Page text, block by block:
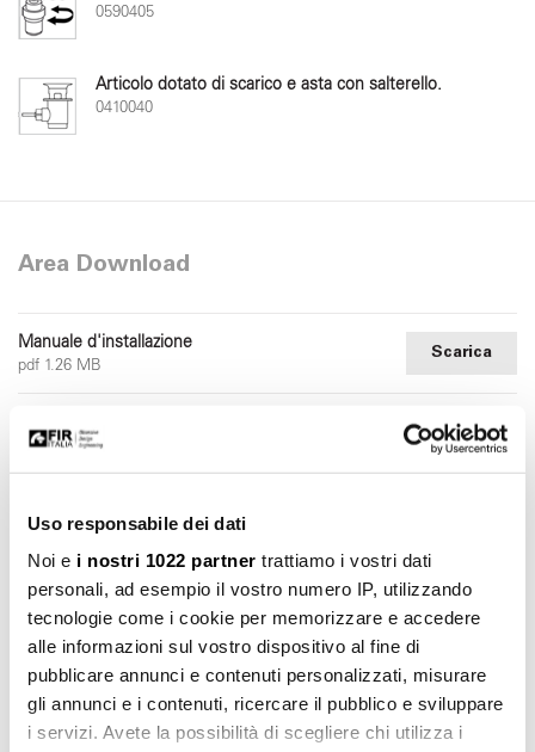
Uso responsabile dei dati
Noi e i nostri 1022 partner trattiamo i vostri dati
personali, ad esempio il vostro numero IP, utilizzando
tecnologie come i cookie per memorizzare e accedere
alle informazioni sul vostro dispositivo al fine di
pubblicare annunci e contenuti personalizzati, misurare
gli annunci e i contenuti, ricercare il pubblico e sviluppare
i servizi. Avete la possibilità di scegliere chi utilizza i
0590405
Articolo dotato di scarico e asta con salterello.
0410040
Area Download
Manuale d'installazione
pdf 1.26 MB
Scarica
dwg 486.69 KB
Scarica
3ds 177.51 KB
File 3d stl
stl 1.21 MB
Scarica
dwg 327.50 KB
Scarica